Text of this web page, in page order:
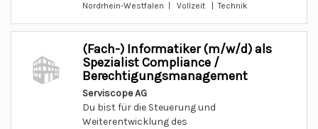
Nordrhein-Westfalen | Vollzeit | Technik
(Fach-) Informatiker (m/w/d) als
Spezialist Compliance /
Berechtigungsmanagement
Serviscope AG
Du bist für die Steuerung und
Weiterentwicklung des